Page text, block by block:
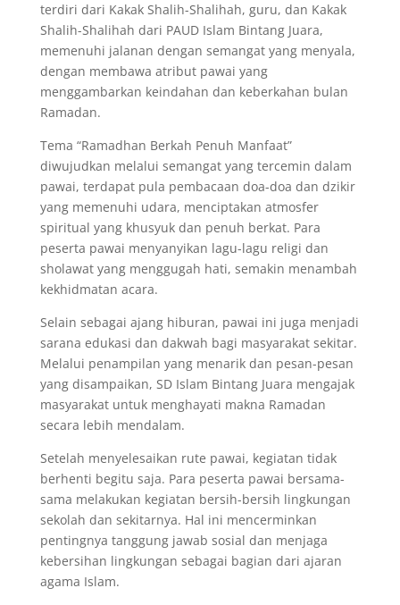
terdiri dari Kakak Shalih-Shalihah, guru, dan Kakak
Shalih-Shalihah dari PAUD Islam Bintang Juara,
memenuhi jalanan dengan semangat yang menyala,
dengan membawa atribut pawai yang
menggambarkan keindahan dan keberkahan bulan
Ramadan.
Tema “Ramadhan Berkah Penuh Manfaat”
diwujudkan melalui semangat yang tercemin dalam
pawai, terdapat pula pembacaan doa-doa dan dzikir
yang memenuhi udara, menciptakan atmosfer
spiritual yang khusyuk dan penuh berkat. Para
peserta pawai menyanyikan lagu-lagu religi dan
sholawat yang menggugah hati, semakin menambah
kekhidmatan acara.
Selain sebagai ajang hiburan, pawai ini juga menjadi
sarana edukasi dan dakwah bagi masyarakat sekitar.
Melalui penampilan yang menarik dan pesan-pesan
yang disampaikan, SD Islam Bintang Juara mengajak
masyarakat untuk menghayati makna Ramadan
secara lebih mendalam.
Setelah menyelesaikan rute pawai, kegiatan tidak
berhenti begitu saja. Para peserta pawai bersama-
sama melakukan kegiatan bersih-bersih lingkungan
sekolah dan sekitarnya. Hal ini mencerminkan
pentingnya tanggung jawab sosial dan menjaga
kebersihan lingkungan sebagai bagian dari ajaran
agama Islam.